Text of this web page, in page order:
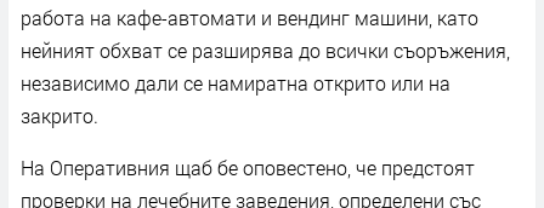
работа на кафе-автомати и вендинг машини, като
нейният обхват се разширява до всички съоръжения,
независимо дали се намиратна открито или на
закрито.
На Оперативния щаб бе оповестено, че предстоят
проверки на лечебните заведения, определени със